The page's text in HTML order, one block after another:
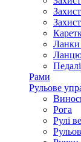
Ланки
Педалі
Рами
Рульове
Рога
Рулі